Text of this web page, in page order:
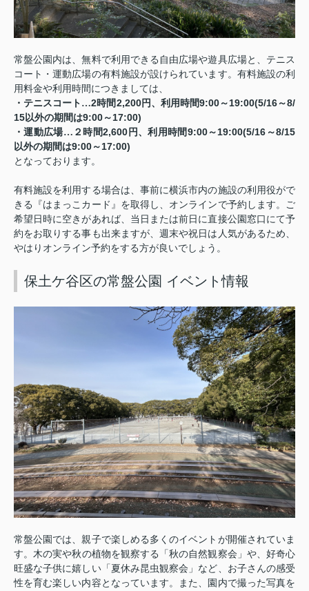
常盤公園内は、無料で利用できる自由広場や遊具広場と、テニス
コート・運動広場の有料施設が設けられています。 有料施設の利
用料金や利用時間につきましては、
・テニスコート…2時間 2,200円、利用時間9:00～ 19:00(5/16～8/
15 以外の期間は9:00 ～ 17:00)
・運動広場…２時間2,600 円、利用時間 9:00～ 19:00(5/16 ～8/15
以外の期間は9:00 ～ 17:00)
となっております。
有料施設を利用する場合は、事前に横浜市内の施設の利用役がで
きる『はまっこカード』を取得し、オンラインで予約します。
ご
希望日時に空きがあれば、当日または前日に直接公園窓口にて予
約をお取りする事も出来ますが、週末や祝日は人気があるため、
やはりオンライン予約をする方が良いでしょう。
保土ケ谷区の常盤公園 イベント情報
常盤公園では、親子で楽しめる多くのイベントが開催されていま
す。 木の実や秋の植物を観察する「秋の自然観察会」や、好奇心
旺盛な子供に嬉しい「夏休み昆虫観察会」など、お子さんの感受
性を育む楽しい内容となっています。
また、園内で撮った写真を